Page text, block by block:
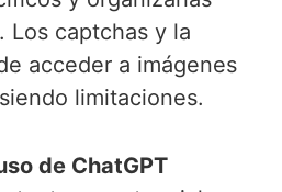
Los captchas y la
acceder a imágenes
limitaciones.
de ChatGPT